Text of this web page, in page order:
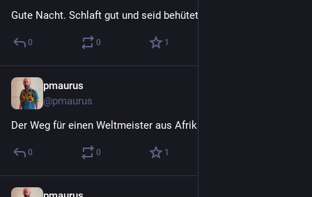
Gute Nacht. Schlaft gut und seid behütet.
0 0 1
pmaurus
@pmaurus
Der Weg für einen Weltmeister aus Afrika ist frei.
0 0 1